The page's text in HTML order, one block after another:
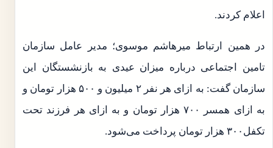
اعلام کردند.
در همین ارتباط میرهاشم موسوی؛ مدیر عامل سازمان
تامین اجتماعی درباره میزان عیدی به بازنشستگان این
سازمان گفت: به ازای هر نفر ۲ میلیون و ۵۰۰ هزار تومان و
به ازای همسر ۷۰۰ هزار تومان و به ازای هر فرزند تحت
تکفل۳۰۰ هزار تومان پرداخت می‌شود.